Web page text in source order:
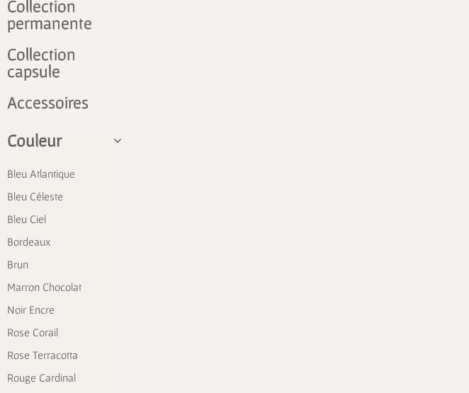
Collection
permanente
Collection
capsule
Accessoires
Couleur
Bleu Atlantique
Bleu Céleste
Bleu Ciel
Bordeaux
Brun
Marron Chocolat
Noir Encre
Rose Corail
Rose Terracotta
Rouge Cardinal